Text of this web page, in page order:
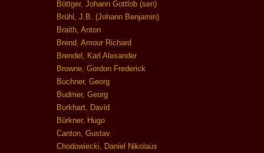
Böttger, Johann Gottlob (sen)
Brühl, J.B. (Johann Benjamin)
Braith, Anton
Brend, Amour Richard
Brendel, Karl Alexander
Browne, Gordon Frederick
Buchner, Georg
Budmer, Georg
Burkhart, David
Bürkner, Hugo
Canton, Gustav
Chodowiecki, Daniel Nikolaus